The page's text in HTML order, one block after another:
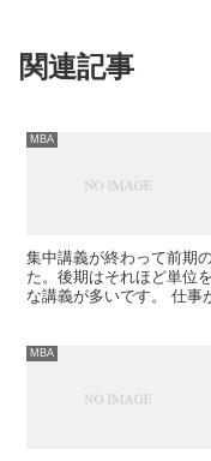
関連記事
MBA
集中講義が終わって前期
た。後期はそれほど単位
な講義が多いです。 仕事
MBA